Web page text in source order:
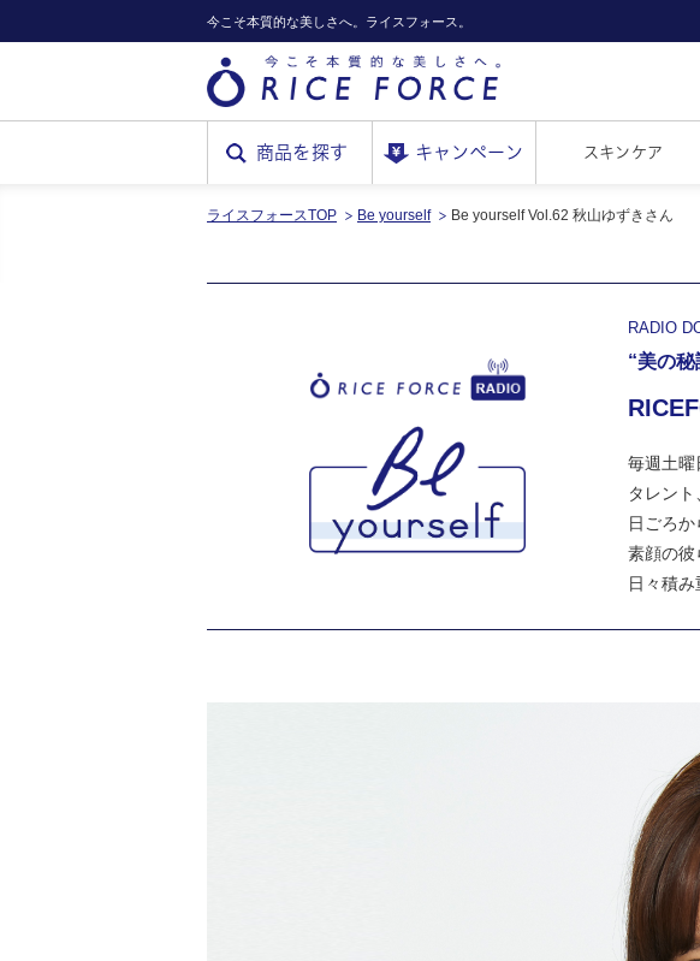
今こそ本質的な美しさへ。ライスフォース。
RICE
商品を探す キャンペーン スキンケア
ライスフォースTOP Be yourself Be yourself Vol.62 秋山ゆずきさん
RADIO
“美の
毎週土曜
タレン
日ごろ
素顔の彼
日々積み